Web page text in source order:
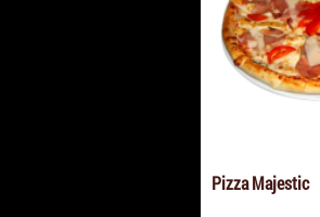
Pizza Majestic